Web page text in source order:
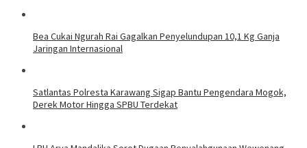
Bea Cukai Ngurah Rai Gagalkan Penyelundupan 10,1 Kg Ganja
Jaringan Internasional
Satlantas Polresta Karawang Sigap Bantu Pengendara Mogok,
Derek Motor Hingga SPBU Terdekat